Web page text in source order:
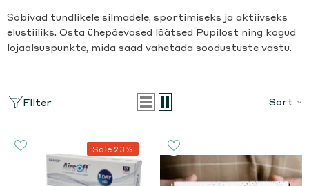
Sobivad tundlikele silmadele, sportimiseks ja aktiivseks
elustiiliks. Osta ühepäevased läätsed Pupilost ning kogud
lojaalsuspunkte, mida saad vahetada soodustuste vastu.
Filter Sort
Sale 23%